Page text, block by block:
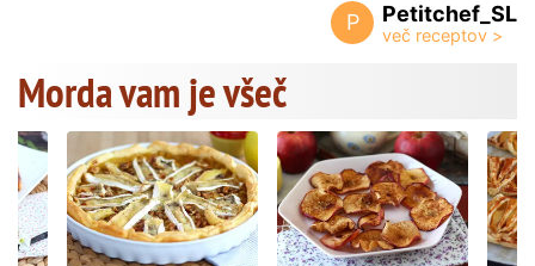
P Petitchef_SL
Morda vam je všeč